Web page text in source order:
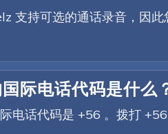
支持可选的通话录音，因
际电话代码是什么
电话代码是 +56 。拨打